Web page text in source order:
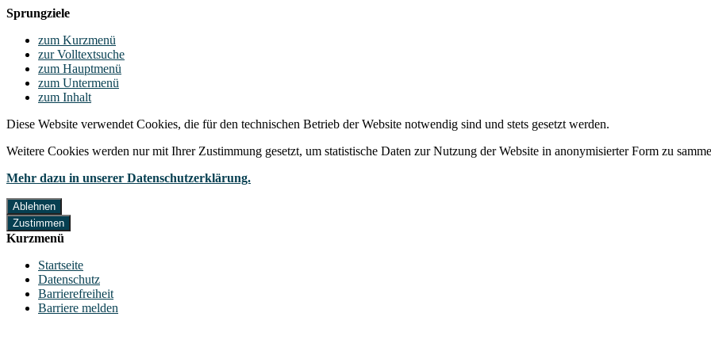
Sprungziele
zum Kurzmenü
zur Volltextsuche
zum Hauptmenü
zum Untermenü
zum Inhalt
Diese Website verwendet Cookies, die für den technischen Betrieb der Website notwendig sind und stets gesetzt werden.
Weitere Cookies werden nur mit Ihrer Zustimmung gesetzt, um statistische Daten zur Nutzung der Website in anonymisierter Form zu
Mehr dazu in unserer Datenschutzerklärung.
Ablehnen
Zustimmen
Kurzmenü
Startseite
Datenschutz
Barrierefreiheit
Barriere melden